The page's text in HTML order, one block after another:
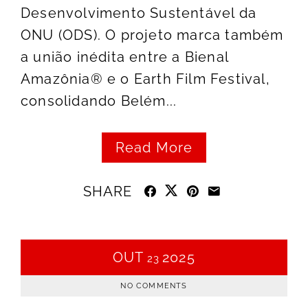
Desenvolvimento Sustentável da
ONU (ODS). O projeto marca também
a união inédita entre a Bienal
Amazônia® e o Earth Film Festival,
consolidando Belém...
Read More
SHARE
OUT 23 2025
NO COMMENTS